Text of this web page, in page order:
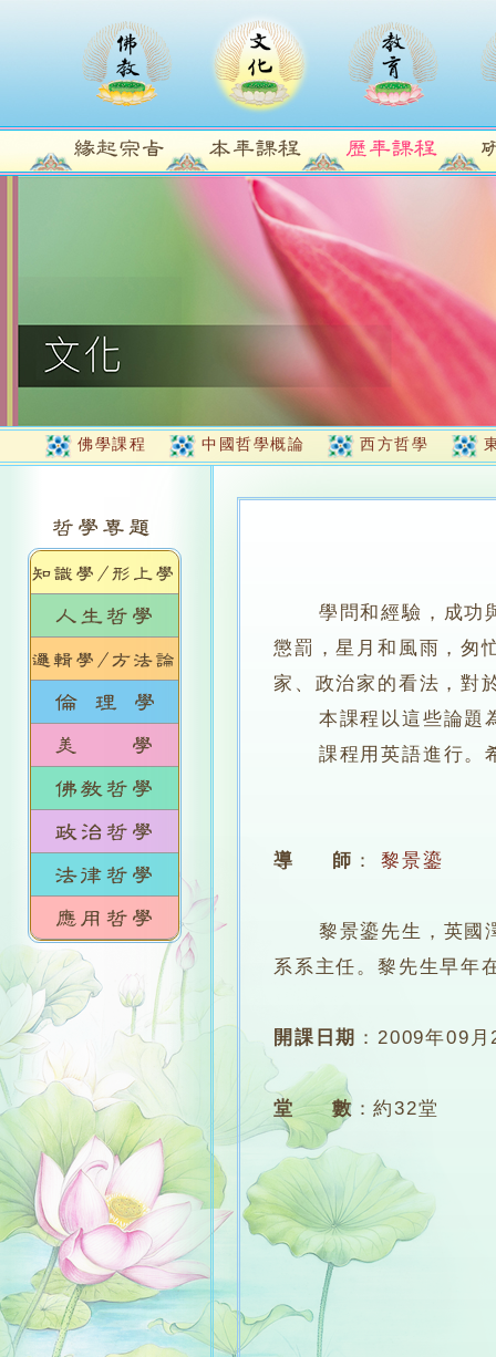
佛學課程 中國哲學概論 西方哲學
學問和經驗，成功
懲罰，星月和風雨，匆
家、政治家的看法，對
本課程以這些論題為
課程用英語進行。希
導 師 ： 黎景鎏
黎景鎏先生，英國澤
系系主任。黎先生早年
開課日期 ：2009年09月
堂 數 ：約32堂